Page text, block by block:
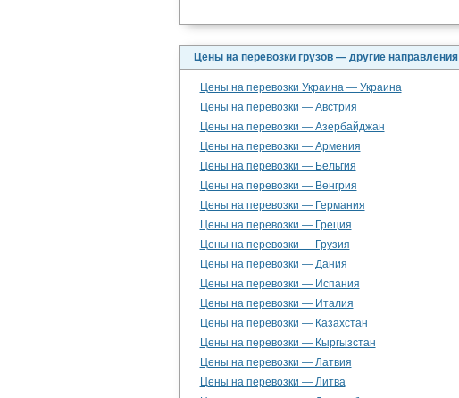
Цены на перевозки грузов — другие направления
Цены на перевозки Украина — Украина
Цены на перевозки — Австрия
Цены на перевозки — Азербайджан
Цены на перевозки — Армения
Цены на перевозки — Бельгия
Цены на перевозки — Венгрия
Цены на перевозки — Германия
Цены на перевозки — Греция
Цены на перевозки — Грузия
Цены на перевозки — Дания
Цены на перевозки — Испания
Цены на перевозки — Италия
Цены на перевозки — Казахстан
Цены на перевозки — Кыргызстан
Цены на перевозки — Латвия
Цены на перевозки — Литва